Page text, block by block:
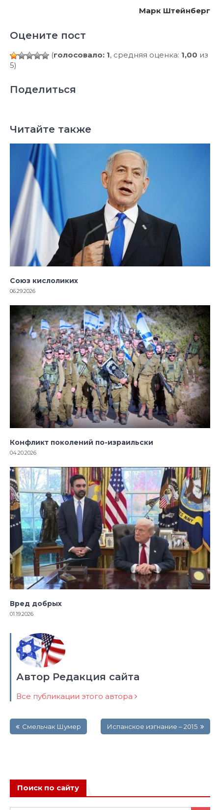
Марк Штейнберг
Оцените пост
(голосовало: 1, средняя оценка: 1,00 из
5)
Поделиться
Читайте также
Союз кислоликих
06.29.2026
Конфликт поколений по-израильски
04.20.2026
Вред добрых
01.19.2026
Автор Редакция сайта
Все публикации этого автора
по Смельчак Шумер Испанское изгнание – 2015
Поиск по сайту